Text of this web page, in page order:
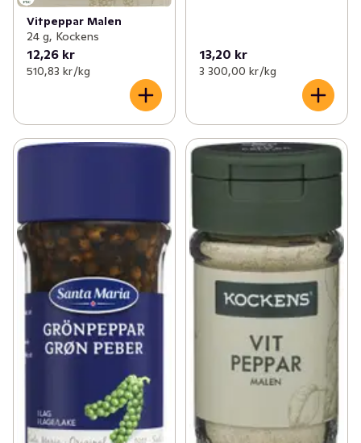
Vitpeppar Malen
24 g, Kockens
12,26 kr
510,83 kr /kg
13,20 kr
3 300,00 kr /kg